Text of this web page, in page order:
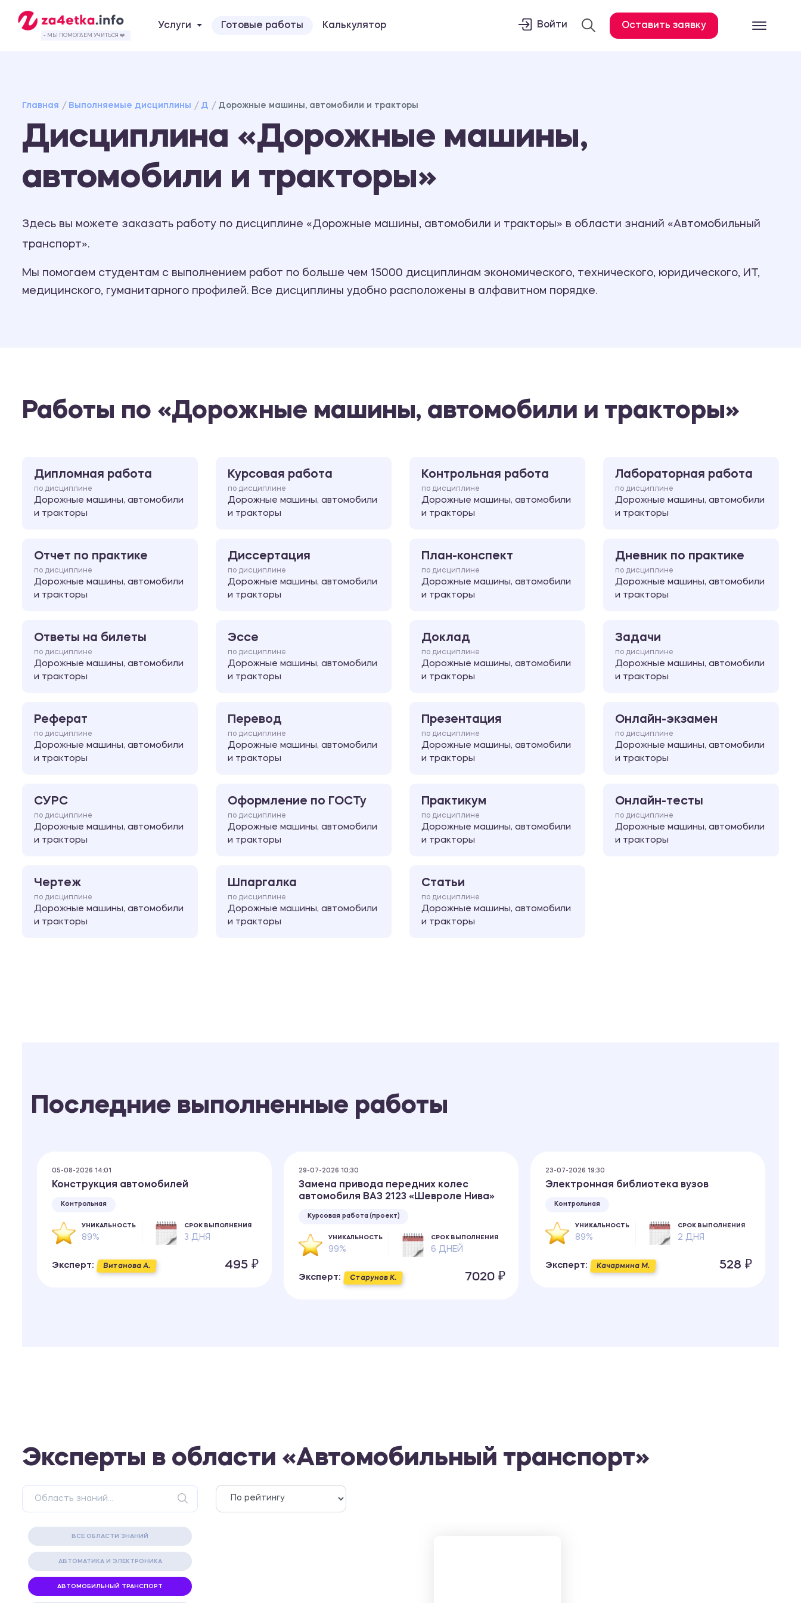
Диссертация
Ответы на билеты
- МЫ ПОМОГАЕМ УЧИТЬСЯ ❤️
Услуги Готовые работы Калькулятор Войти Оставить заявку
Главная Выполняемые дисциплины Д Дорожные машины, автомобили и тракторы
Дисциплина «Дорожные машины,
автомобили и тракторы»
Здесь вы можете заказать работу по дисциплине «Дорожные машины, автомобили и тракторы» в области знаний «Автомобильный
транспорт».
Мы помогаем студентам с выполнением работ по больше чем 15000 дисциплинам экономического, технического, юридического, ИТ,
медицинского, гуманитарного профилей. Все дисциплины удобно расположены в алфавитном порядке.
Работы по «Дорожные машины, автомобили и тракторы»
Дипломная работа
по дисциплине
Дорожные машины, автомобили
и тракторы
Курсовая работа
по дисциплине
Дорожные машины, автомобили
и тракторы
Контрольная работа
по дисциплине
Дорожные машины, автомобили
и тракторы
Лабораторная работа
по дисциплине
Дорожные машины, автомобили
и тракторы
Отчет по практике
по дисциплине
Дорожные машины, автомобили
и тракторы
Диссертация
по дисциплине
Дорожные машины, автомобили
и тракторы
План-конспект
по дисциплине
Дорожные машины, автомобили
и тракторы
Дневник по практике
по дисциплине
Дорожные машины, автомобили
и тракторы
Ответы на билеты
по дисциплине
Дорожные машины, автомобили
и тракторы
Эссе
по дисциплине
Дорожные машины, автомобили
и тракторы
Доклад
по дисциплине
Дорожные машины, автомобили
и тракторы
Задачи
по дисциплине
Дорожные машины, автомобили
и тракторы
Реферат
по дисциплине
Дорожные машины, автомобили
и тракторы
Перевод
по дисциплине
Дорожные машины, автомобили
и тракторы
Презентация
по дисциплине
Дорожные машины, автомобили
и тракторы
Онлайн-экзамен
по дисциплине
Дорожные машины, автомобили
и тракторы
СУРС
по дисциплине
Дорожные машины, автомобили
и тракторы
Оформление по ГОСТу
по дисциплине
Дорожные машины, автомобили
и тракторы
Практикум
по дисциплине
Дорожные машины, автомобили
и тракторы
Онлайн-тесты
по дисциплине
Дорожные машины, автомобили
и тракторы
Чертеж
по дисциплине
Дорожные машины, автомобили
и тракторы
Шпаргалка
по дисциплине
Дорожные машины, автомобили
и тракторы
Статьи
по дисциплине
Дорожные машины, автомобили
и тракторы
Последние выполненные работы
05-08-2026 14:01
Конструкция автомобилей
Контрольная
УНИКАЛЬНОСТЬ
89%
СРОК ВЫПОЛНЕНИЯ
3 ДНЯ
Эксперт: Витанова А. 495 ₽
29-07-2026 10:30
Замена привода передних колес
автомобиля ВАЗ 2123 «Шевроле Нива»
Курсовая работа (проект)
УНИКАЛЬНОСТЬ
99%
СРОК ВЫПОЛНЕНИЯ
6 ДНЕЙ
Эксперт: Старунов К. 7020 ₽
23-07-2026 19:30
Электронная библиотека вузов
Контрольная
УНИКАЛЬНОСТЬ
89%
СРОК ВЫПОЛНЕНИЯ
2 ДНЯ
Эксперт: Качармина М. 528 ₽
Эксперты в области «Автомобильный транспорт»
ВСЕ ОБЛАСТИ ЗНАНИЙ
АВТОМАТИКА И ЭЛЕКТРОНИКА
АВТОМОБИЛЬНЫЙ ТРАНСПОРТ